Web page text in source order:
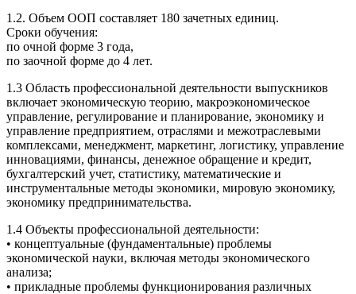
1.2. Объем ООП составляет 180 зачетных единиц.
Сроки обучения:
по очной форме 3 года,
по заочной форме до 4 лет.
1.3 Область профессиональной деятельности выпускников
включает экономическую теорию, макроэкономическое
управление, регулирование и планирование, экономику и
управление предприятием, отраслями и межотраслевыми
комплексами, менеджмент, маркетинг, логистику, управление
инновациями, финансы, денежное обращение и кредит,
бухгалтерский учет, статистику, математические и
инструментальные методы экономики, мировую экономику,
экономику предпринимательства.
1.4 Объекты профессиональной деятельности:
• концептуальные (фундаментальные) проблемы
экономической науки, включая методы экономического
анализа;
• прикладные проблемы функционирования различных